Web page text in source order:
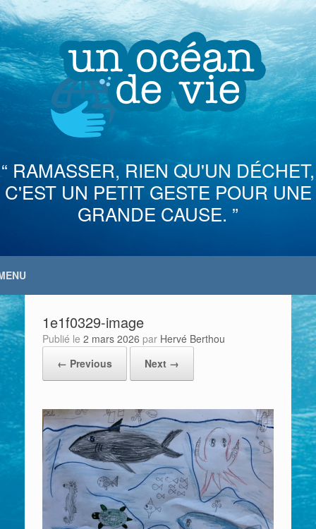
Skip
to
content
“ RAMASSER, RIEN QU'UN DÉCHET,
C'EST UN PETIT GESTE POUR UNE
GRANDE CAUSE. ”
1e1f0329-image
Publié le 2 mars 2026 par Hervé Berthou
← Previous
Next →